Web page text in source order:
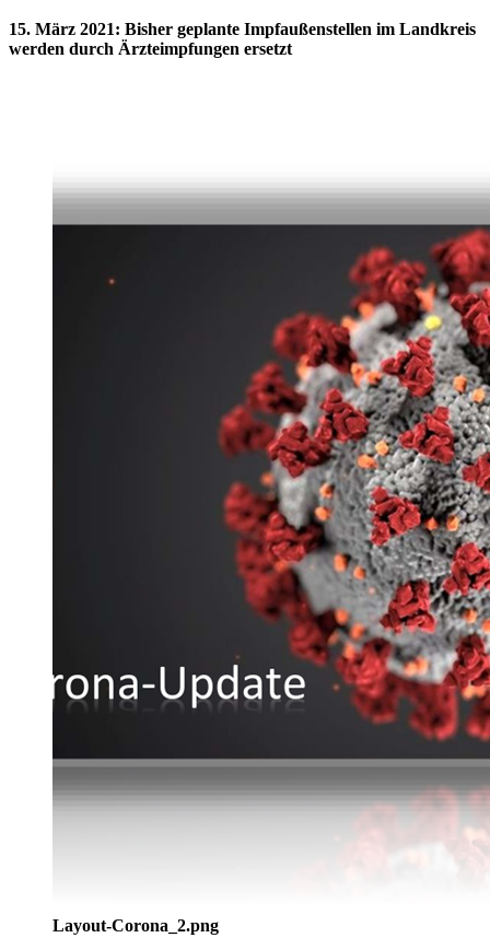
15. März 2021: Bisher geplante Impfaußenstellen im Landkreis
werden durch Ärzteimpfungen ersetzt
Layout-Corona_2.png